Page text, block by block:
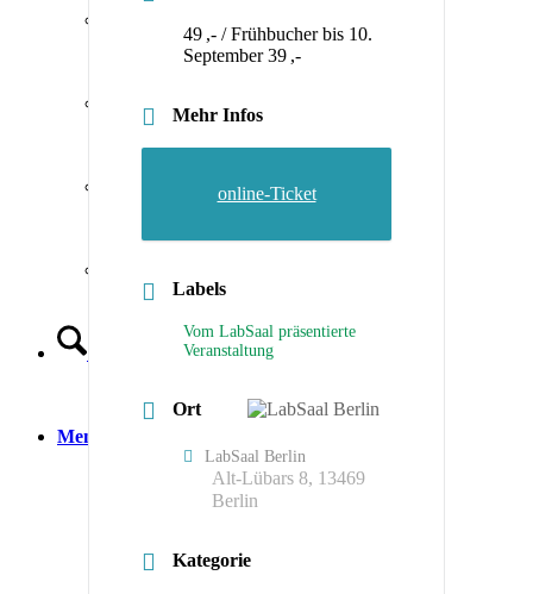
Menü
49 ,- / Frühbucher bis 10.
September 39 ,-
Mehr Infos
online-Ticket
Labels
Vom LabSaal präsentierte
Veranstaltung
Ort
LabSaal Berlin
Alt-Lübars 8, 13469
Berlin
Kategorie